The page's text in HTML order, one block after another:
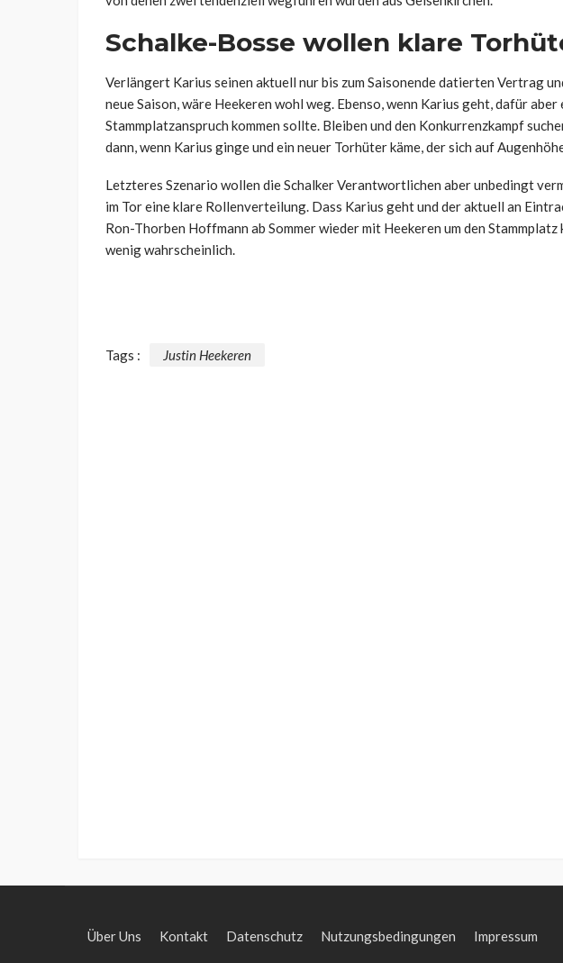
Schalke-Bosse wollen klare
Verlängert Karius seinen aktuell nur bis zum Saisonende datierten Vertrag
neue Saison, wäre Heekeren wohl weg. Ebenso, wenn Karius geht, dafür
Stammplatzanspruch kommen sollte. Bleiben und den Konkurrenzkampf
dann, wenn Karius ginge und ein neuer Torhüter käme, der sich auf
Letzteres Szenario wollen die Schalker Verantwortlichen aber unbedingt
im Tor eine klare Rollenverteilung. Dass Karius geht und der aktuell an
Ron-Thorben Hoffmann ab Sommer wieder mit Heekeren um den
wenig wahrscheinlich.
Tags : Justin Heekeren
Über Uns Kontakt Datenschutz Nutzungsbedingungen Impressum